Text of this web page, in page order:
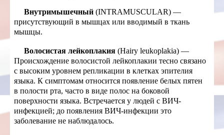
Внутримышечный (INTRAMUSCULAR) —
присутствующий в мышцах или вводимый в ткань
мышцы.
Волосистая лейкоплакия (Hairy leukoplakia) —
Происхождение волосистой лейкоплакии тесно связано
с высоким уровнем репликации в клетках эпителия
языка. К симптомам относится появление белых пятен
в полости рта, часто в виде полос на боковой
поверхности языка. Встречается у людей с ВИЧ-
инфекцией; до появления ВИЧ-инфекции это
заболевание не наблюдалось.